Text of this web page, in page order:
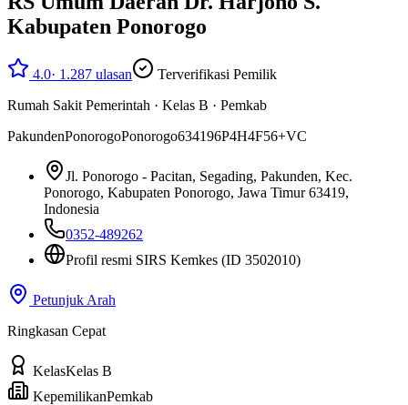
Kabupaten Ponorogo
4.0· 1.287 ulasan
Terverifikasi Pemilik
Rumah Sakit Pemerintah · Kelas B · Pemkab
PakundenPonorogoPonorogo634196P4H4F56+VC
Jl. Ponorogo - Pacitan, Segading, Pakunden, Kec.
Ponorogo, Kabupaten Ponorogo, Jawa Timur 63419,
Indonesia
0352-489262
Profil resmi SIRS Kemkes (ID 3502010)
Petunjuk Arah
Ringkasan Cepat
KelasKelas B
KepemilikanPemkab